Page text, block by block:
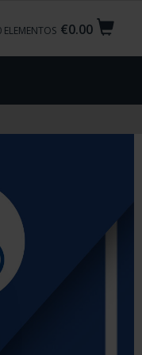
€0.00
ELEMENTOS